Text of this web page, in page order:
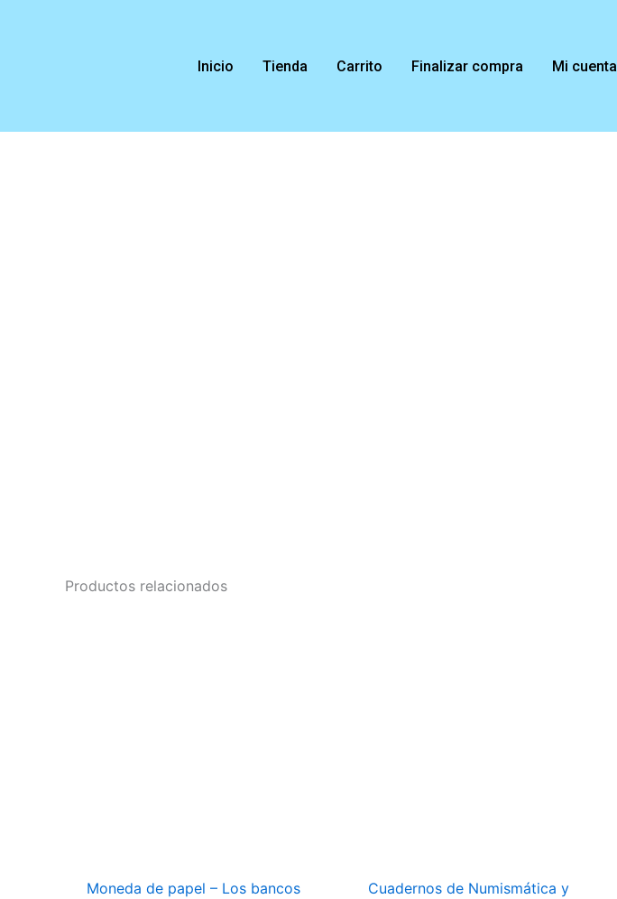
Inicio Tienda Carrito Finalizar compra Mi cuenta
Productos relacionados
Moneda de papel – Los bancos
Cuadernos de Numismática y